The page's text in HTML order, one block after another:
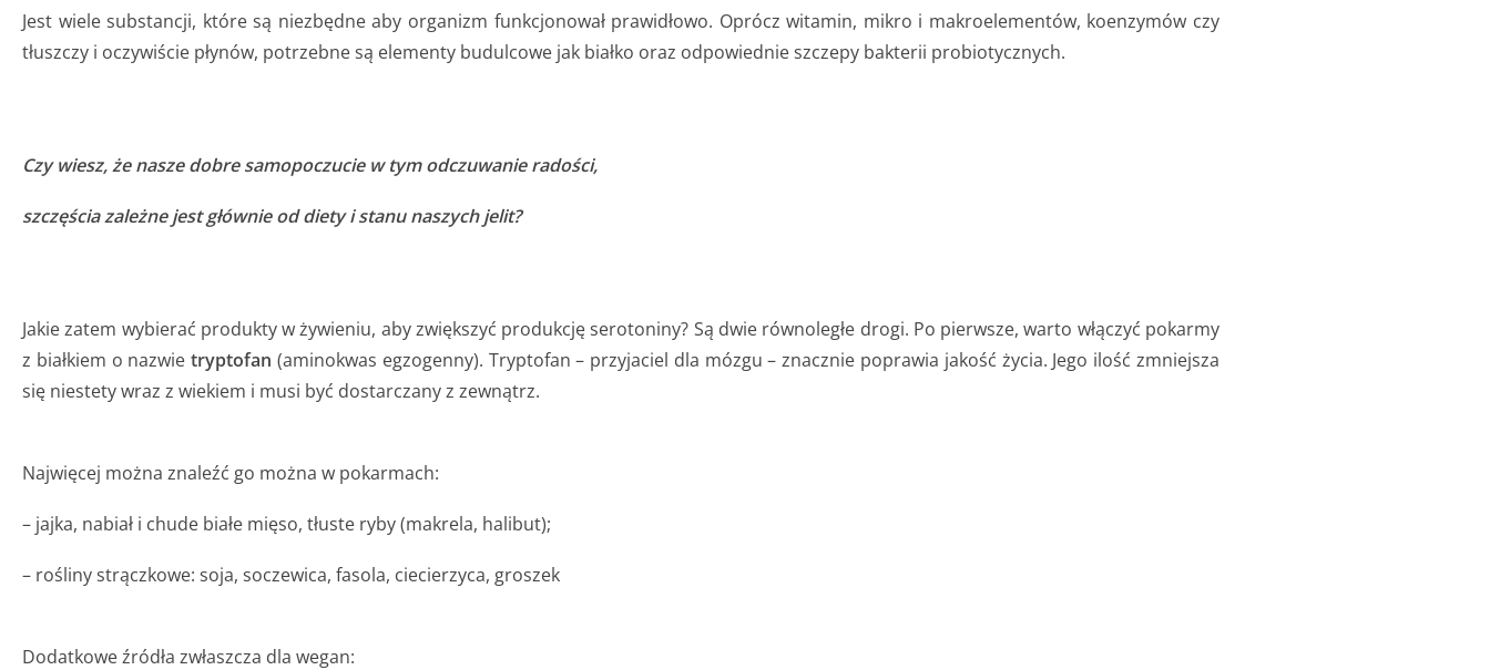
Jest wiele substancji, które są niezbędne aby organizm funkcjonował prawidłowo. Oprócz witamin, mikro i makroelementów, koenzymów czy
tłuszczy i oczywiście płynów, potrzebne są elementy budulcowe jak białko oraz odpowiednie szczepy bakterii probiotycznych.
Czy wiesz, że nasze dobre samopoczucie w tym odczuwanie radości,
szczęścia zależne jest głównie od diety i stanu naszych jelit?
Jakie zatem wybierać produkty w żywieniu, aby zwiększyć produkcję serotoniny? Są dwie równoległe drogi. Po pierwsze, warto włączyć pokarmy
z białkiem o nazwietryptofan (aminokwas egzogenny). Tryptofan – przyjaciel dla mózgu – znacznie poprawia jakość życia. Jego ilość zmniejsza
się niestety wraz z wiekiem i musi być dostarczany z zewnątrz.
Najwięcej można znaleźć go można w pokarmach:
– jajka, nabiał i chude białe mięso, tłuste ryby (makrela, halibut);
– rośliny strączkowe: soja, soczewica, fasola, ciecierzyca, groszek
Dodatkowe źródła zwłaszcza dla wegan: